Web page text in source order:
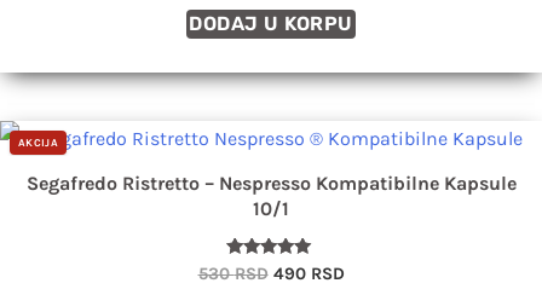
DODAJ U KORPU
AKCIJA
Segafredo Ristretto – Nespresso Kompatibilne Kapsule
10/1
Ocenjeno
530RSD
Originalna
cena
bila:
530 RSD.
490 RSD
Trenutna
cena
490 RSD.